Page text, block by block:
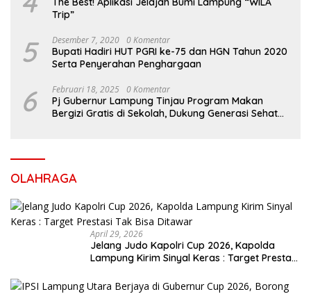
Trip”
5 Desember 7, 2020 0 Komentar
Bupati Hadiri HUT PGRI ke-75 dan HGN Tahun 2020
Serta Penyerahan Penghargaan
6 Februari 18, 2025 0 Komentar
Pj Gubernur Lampung Tinjau Program Makan
Bergizi Gratis di Sekolah, Dukung Generasi Sehat
OLAHRAGA
April 29, 2026
Jelang Judo Kapolri Cup 2026, Kapolda
Lampung Kirim Sinyal Keras : Target Prestasi